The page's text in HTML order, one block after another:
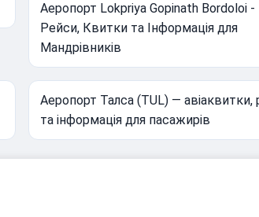
Аеропорт Lokpriya Gopinath Bordoloi -
Рейси, Квитки та Інформація для
Мандрівників
Аеропорт Талса (TUL) — авіаквитки,
та інформація для пасажирів